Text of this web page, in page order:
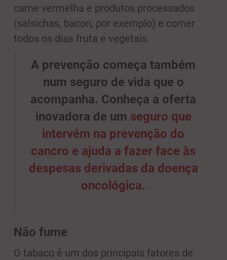
carne vermelha e produtos processados
(salsichas, bacon, por exemplo) e comer
todos os dias fruta e vegetais.
A prevenção começa também
num seguro de vida que o
acompanha. Conheça a oferta
inovadora de um seguro que
intervém na prevenção do
cancro e ajuda a fazer face às
despesas derivadas da doença
oncológica.
Não fume
O tabaco é um dos principais fatores de